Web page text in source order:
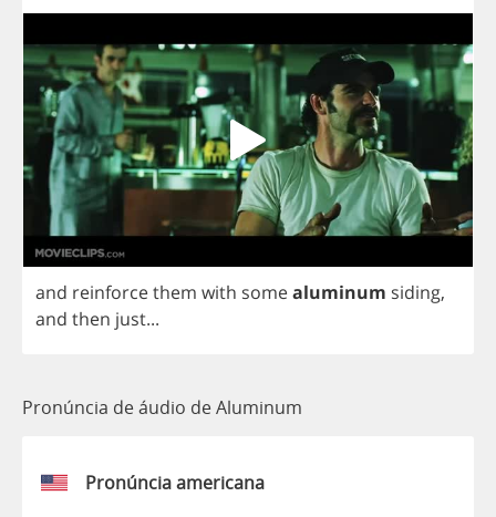
and reinforcethem with somealuminum siding,
and then just...
Pronúncia de áudio de Aluminum
Pronúncia americana